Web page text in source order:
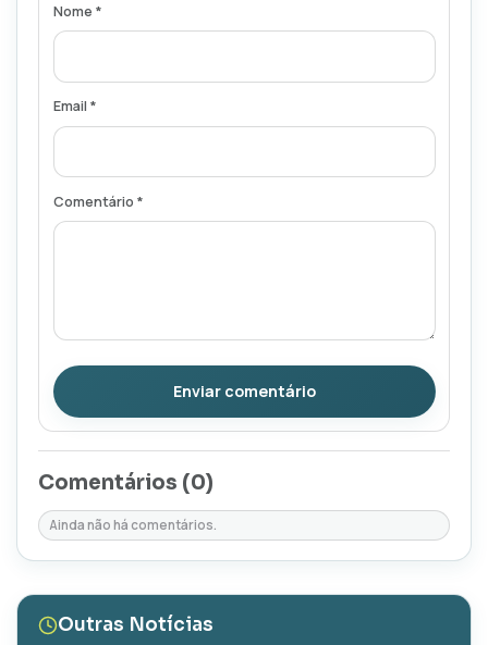
Nome *
Email *
Comentário *
Enviar comentário
Comentários (0)
Ainda não há comentários.
Outras Notícias